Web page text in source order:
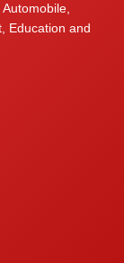
Education and